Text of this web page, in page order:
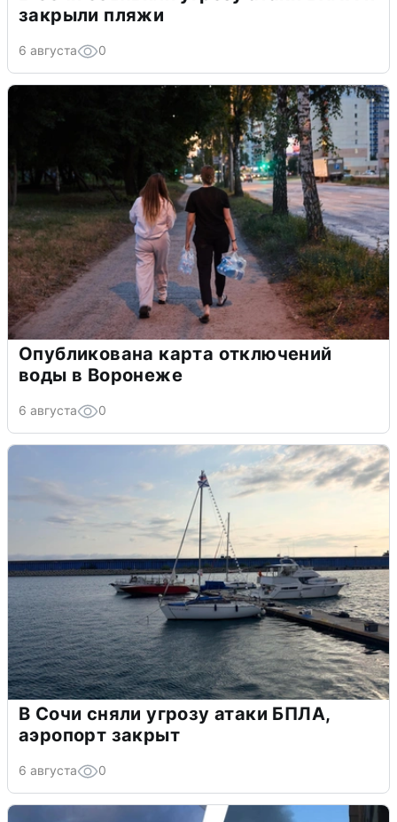
закрыли пляжи
6 августа 0
Опубликована карта отключений
воды в Воронеже
6 августа 0
В Сочи сняли угрозу атаки БПЛА,
аэропорт закрыт
6 августа 0